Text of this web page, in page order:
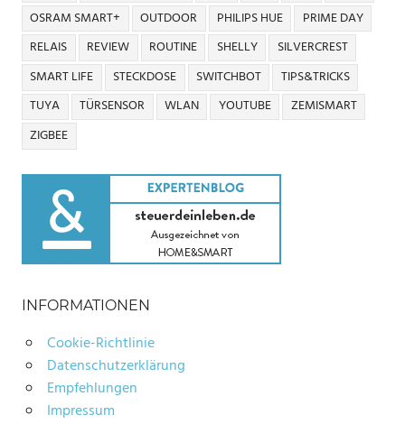
OSRAM SMART+
OUTDOOR PHILIPS HUE
PRIME DAY
RELAIS
REVIEW ROUTINE SHELLY
SILVERCREST
SMART LIFE
STECKDOSE SWITCHBOT
TIPS&TRICKS
TUYA
TÜRSENSOR WLAN YOUTUBE
ZEMISMART
ZIGBEE
INFORMATIONEN
Cookie-Richtlinie
Datenschutzerklärung
Empfehlungen
Impressum